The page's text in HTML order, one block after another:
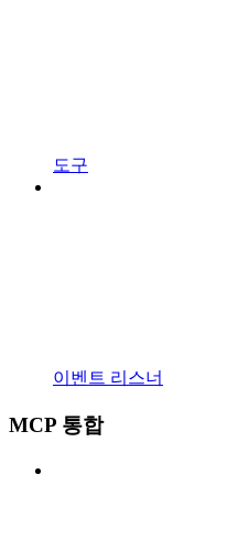
도구
이벤트 리스너
MCP 통합